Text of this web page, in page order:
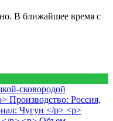
В ближайшее время с